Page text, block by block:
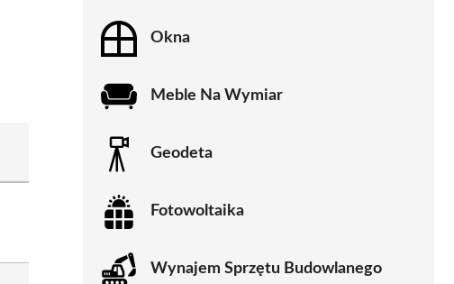
Okna
Meble Na Wymiar
Geodeta
Fotowoltaika
Wynajem Sprzętu Budowlanego